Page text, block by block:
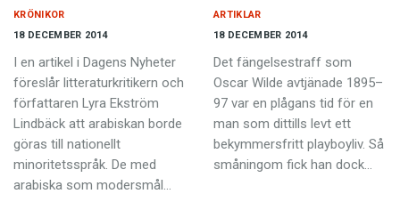
18 DECEMBER 2014
KRÖNIKOR
I en artikel i Dagens Nyheter
föreslår litteraturkritikern och
författaren Lyra Ekström
Lindbäck att arabiskan borde
göras till nationellt
minoritetsspråk. De med
arabiska som modersmål…
18 DECEMBER 2014
ARTIKLAR
Det fängelsestraff som
Oscar Wilde avtjänade 1895–
97 var en plågans tid för en
man som dittills levt ett
bekymmersfritt playboyliv. Så
småningom fick han dock…